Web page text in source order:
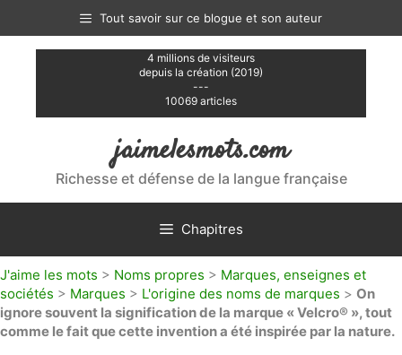
contenu
Tout savoir sur ce blogue et son auteur
4 millions de visiteurs
depuis la création (2019)
---
10069 articles
jaimelesmots.com
Richesse et défense de la langue française
Chapitres
J'aime les mots > Noms propres > Marques, enseignes et
sociétés > Marques > L'origine des noms de marques > On
ignore souvent la signification de la marque « Velcro® », tout
comme le fait que cette invention a été inspirée par la nature.